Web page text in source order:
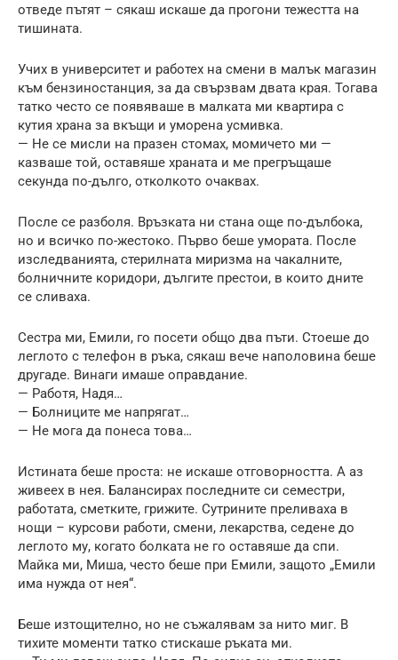
отведе пътят – сякаш искаше да прогони тежестта на
тишината.
Учих в университет и работех на смени в малък магазин
към бензиностанция, за да свързвам двата края. Тогава
татко често се появяваше в малката ми квартира с
кутия храна за вкъщи и уморена усмивка.
— Не се мисли на празен стомах, момичето ми —
казваше той, оставяше храната и ме прегръщаше
секунда по-дълго, отколкото очаквах.
После се разболя. Връзката ни стана още по-дълбока,
но и всичко по-жестоко. Първо беше умората. После
изследванията, стерилната миризма на чакалните,
болничните коридори, дългите престои, в които дните
се сливаха.
Сестра ми, Емили, го посети общо два пъти. Стоеше до
леглото с телефон в ръка, сякаш вече наполовина беше
другаде. Винаги имаше оправдание.
— Работя, Надя…
— Болниците ме напрягат…
— Не мога да понеса това…
Истината беше проста: не искаше отговорността. А аз
живеех в нея. Балансирах последните си семестри,
работата, сметките, грижите. Сутрините преливаха в
нощи – курсови работи, смени, лекарства, седене до
леглото му, когато болката не го оставяше да спи.
Майка ми, Миша, често беше при Емили, защото „Емили
има нужда от нея“.
Беше изтощително, но не съжалявам за нито миг. В
тихите моменти татко стискаше ръката ми.